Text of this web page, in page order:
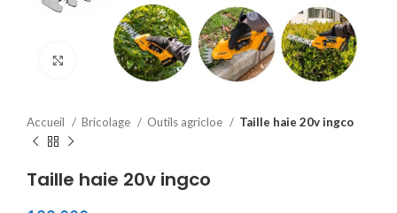
Click to enlarge
Accueil Bricolage Outils agricloe Taille haie 20v ingco
Taille haie 20v ingco